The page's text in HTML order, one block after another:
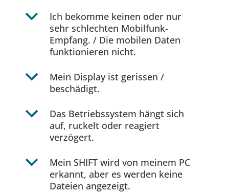
b
Ich bekomme keinen oder nur
sehr schlechten Mobilfunk-
Empfang. / Die mobilen Daten
funktionieren nicht.
b
Mein Display ist gerissen /
beschädigt.
b
Das Betriebssystem hängt sich
auf, ruckelt oder reagiert
verzögert.
b
Mein SHIFT wird von meinem PC
erkannt, aber es werden keine
Dateien angezeigt.